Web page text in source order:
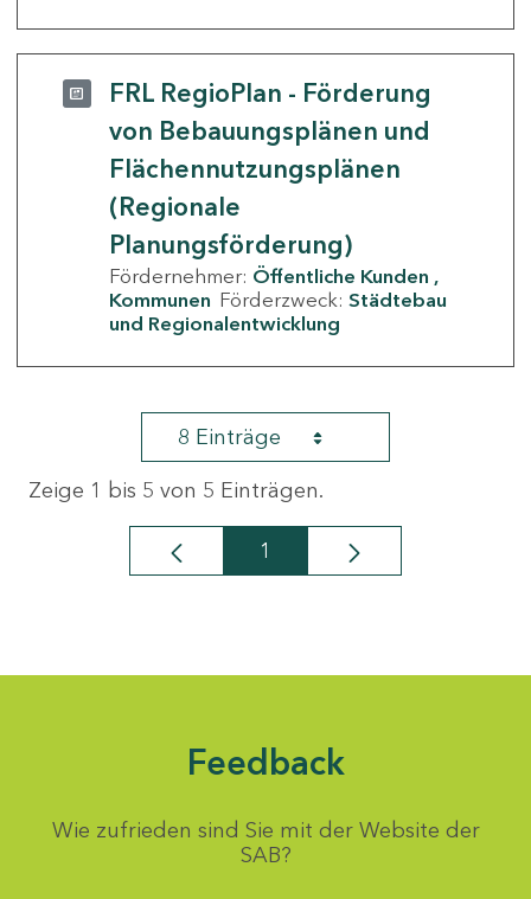
FRL RegioPlan - Förderung
von Bebauungsplänen und
Flächennutzungsplänen
(Regionale
Planungsförderung)
Fördernehmer: Öffentliche Kunden
Kommunen Förderzweck: Städtebau
und Regionalentwicklung
8 Einträge
Zeige 1 bis 5 von 5 Einträgen.
Seite
1
Feedback
Wie zufrieden sind Sie mit der Website der
SAB?